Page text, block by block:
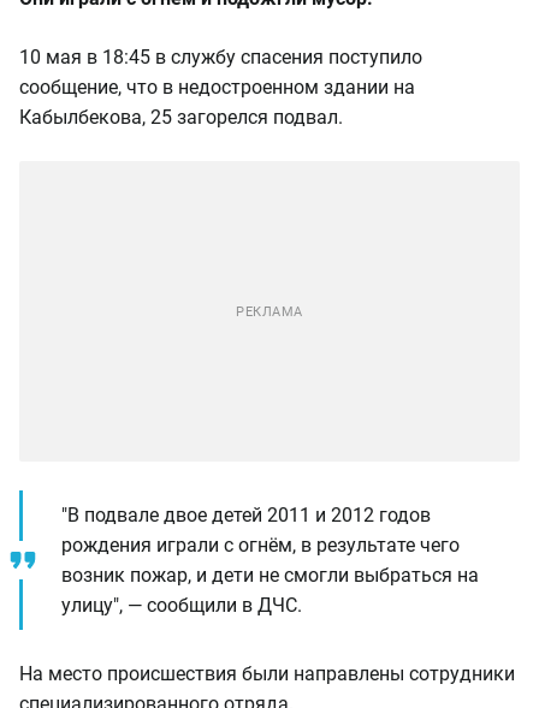
10 мая в 18:45 в службу спасения поступило
сообщение, что в недостроенном здании на
Кабылбекова, 25 загорелся подвал.
"В подвале двое детей 2011 и 2012 годов
рождения играли с огнём, в результате чего
возник пожар, и дети не смогли выбраться на
улицу", — сообщили в ДЧС.
На место происшествия были направлены сотрудники